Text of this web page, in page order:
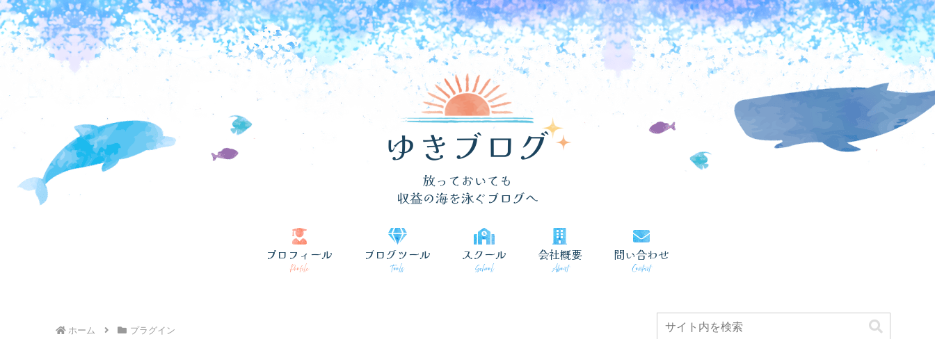
プロフィール
Profile
ブログツール
Tools
スクール
School
会社概要
About
問い合わせ
Contact
ホーム プラグイン